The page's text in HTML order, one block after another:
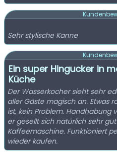
Sehr stylische Kanne
Ein super Hingucker in
Küche
Der Wasserkocher sieht sehr
aller Gäste magisch an. Etwas
ist, kein Problem. Handhabung
er gesellt sich natürlich sehr
Kaffeemaschine. Funktioniert
wieder kaufen.